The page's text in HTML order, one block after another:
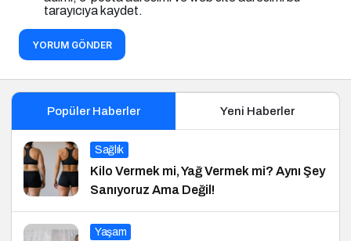
tarayıcıya kaydet.
YORUM GÖNDER
Popüler Haberler Yeni Haberler
Sağlık
Kilo Vermek mi, Yağ Vermek mi? Aynı Şey
Sanıyoruz Ama Değil!
Yaşam